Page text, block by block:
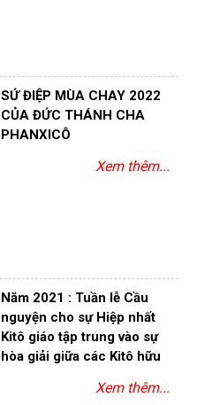
SỨ ĐIỆP MÙA CHAY 2022
CỦA ĐỨC THÁNH CHA
PHANXICÔ
Xem thêm...
Năm 2021 : Tuần lễ Cầu
nguyện cho sự Hiệp nhất
Kitô giáo tập trung vào sự
hòa giải giữa các Kitô hữu
Xem thêm...